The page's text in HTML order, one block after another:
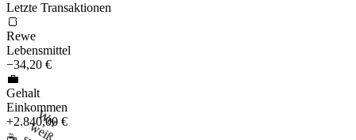
Letzte Transaktionen
🍞
Rewe
Lebensmittel
−34,20 €
💼
Gehalt
Einkommen
+2.840,00 €
Wer
weiß,